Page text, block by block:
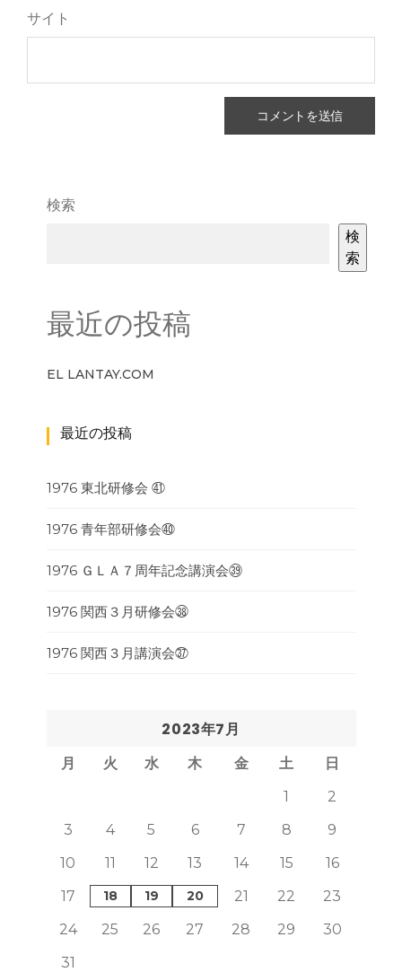
サイト
検索
検
索
最近の投稿
EL LANTAY.COM
最近の投稿
1976 東北研修会 ㊶
1976 青年部研修会㊵
1976 ＧＬＡ７周年記念講演会㊴
1976 関西３月研修会㊳
1976 関西３月講演会㊲
2023年7月
月 火 水 木 金 土
日
1
2
3
4 5 6 7 8
9
10
11 12 13 14 15
16
17
18 19 20 21 22
23
24
25 26 27 28 29
30
31